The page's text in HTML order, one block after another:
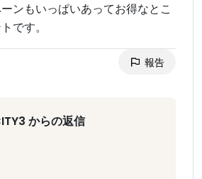
ンもいっぱいあってお得なとこ
です。
報告
からの返信